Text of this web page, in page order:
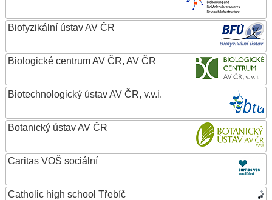
Biofyzikální ústav AV ČR
Biologické centrum AV ČR, AV ČR
Biotechnologický ústav AV ČR, v.v.i.
Botanický ústav AV ČR
Caritas VOŠ sociální
Catholic high school Třebíč